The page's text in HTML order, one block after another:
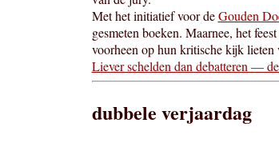
Met het initiatief voor deGouden
gesmeten boeken. Maarnee, het
voorheen op hun kritische kijk lieten
Liever schelden dan debatteren —
dubbele verjaardag